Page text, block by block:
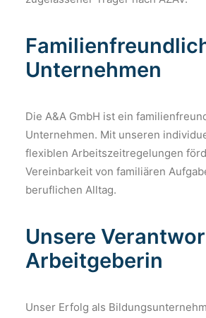
Unternehmen
Die A&A GmbH ist ein
Unternehmen. Mit unseren
flexiblen Arbeitszeitregelungen
Vereinbarkeit von familiären
beruflichen Alltag.
Unsere
Arbeitgeberin
Unser Erfolg als